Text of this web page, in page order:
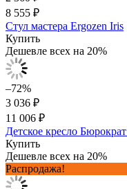
8 555 ₽
Стул мастера Ergozen Iris
Купить
Дешевле всех на 20%
–72%
3 036 ₽
11 006 ₽
Детское кресло
Купить
Дешевле всех на 20%
Распродажа!